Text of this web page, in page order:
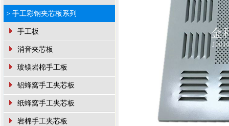
> 手工彩钢夹芯板系列
手工板
消音夹芯板
玻镁岩棉手工板
铝蜂窝手工夹芯板
纸蜂窝手工夹芯板
岩棉手工夹芯板